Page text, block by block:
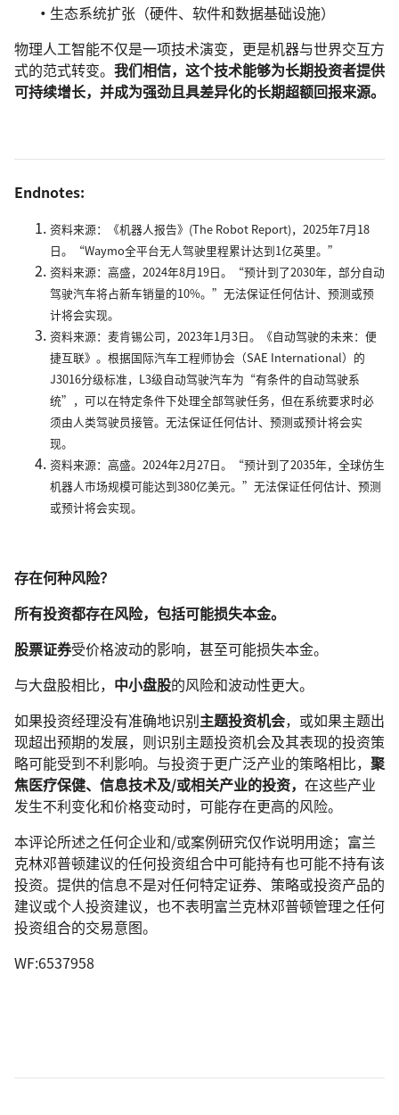
生态系统扩张（硬件、软件和数据基础设施）
物理人工智能不仅是一项技术演变，更是机器与世界交互方
式的范式转变。 我们相信，这个技术能够为长期投资者提供
可持续增长，并成为强劲且具差异化的长期超额回报来源。
Endnotes:
资料来源：《机器人报告》(The Robot Report)，2025年7月18
日。“Waymo全平台无人驾驶里程累计达到1亿英里。”
资料来源：高盛，2024年8月19日。“预计到了2030年，部分自动
驾驶汽车将占新车销量的10%。”无法保证任何估计、预测或预
计将会实现。
资料来源：麦肯锡公司，2023年1月3日。《自动驾驶的未来：便
捷互联》。根据国际汽车工程师协会（SAE International）的
J3016分级标准，L3级自动驾驶汽车为“有条件的自动驾驶系
统”，可以在特定条件下处理全部驾驶任务，但在系统要求时必
须由人类驾驶员接管。无法保证任何估计、预测或预计将会实
现。
资料来源：高盛。2024年2月27日。“预计到了2035年，全球仿生
机器人市场规模可能达到380亿美元。”无法保证任何估计、预测
或预计将会实现。
存在何种风险？
所有投资都存在风险，包括可能损失本金。
股票证券受价格波动的影响，甚至可能损失本金。
与大盘股相比， 中小盘股的风险和波动性更大。
如果投资经理没有准确地识别主题投资机会，或如果主题出
现超出预期的发展，则识别主题投资机会及其表现的投资策
略可能受到不利影响。与投资于更广泛产业的策略相比， 聚
焦医疗保健、信息技术及/或相关产业的投资， 在这些产业
发生不利变化和价格变动时，可能存在更高的风险。
本评论所述之任何企业和/或案例研究仅作说明用途；富兰
克林邓普顿建议的任何投资组合中可能持有也可能不持有该
投资。提供的信息不是对任何特定证券、策略或投资产品的
建议或个人投资建议，也不表明富兰克林邓普顿管理之任何
投资组合的交易意图。
WF:6537958